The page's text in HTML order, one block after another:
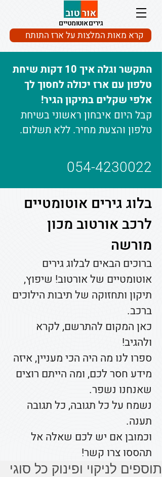
גירים אוטומטיים
קרא מאות המלצות על ארז התותח
התקשר וגלה איך 10 דקות שיחת
טלפון עם ארז יכולה לחסוך לך
אלפי שקלים בתיקון הגיר!
קבל היום איבחון ראשוני בשיחת
טלפון והצעת מחיר. ללא תשלום.
054-4230022
בלוג גירים אוטומטיים
לרכב אורטוב מכון
מורשה
ברוכים הבאים לבלוג גירים
אוטומטיים של אורטוב! שיפוץ,
תיקון ותחזוקה של תיבות הילוכים
ברכב.
כאן המקום להתרשם, לקרא
ולהגיב!
ספרו לנו מה היה הכי מעניין, איזה
מידע חסר לכם, ומה הייתם רוצים
שאנחנו נשפר.
נשמח על כל תגובה, כל תגובה
תענה.
וכמובן אם יש לכם שאלה אל
תהססו צרו קשר!
תוספים לניקוי ופינוק כל סוגי